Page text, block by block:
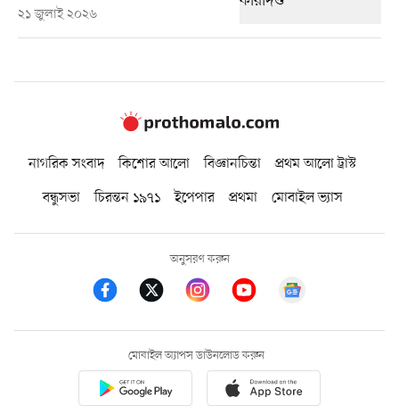
২১ জুলাই ২০২৬
নাগরিক সংবাদ কিশোর আলো বিজ্ঞানচিন্তা
প্রথম আলো ট্রাস্ট
বন্ধুসভা
চিরন্তন ১৯৭১ ইপেপার প্রথমা মোবাইল ভ্যাস
অনুসরণ করুন
মোবাইল অ্যাপস ডাউনলোড করুন